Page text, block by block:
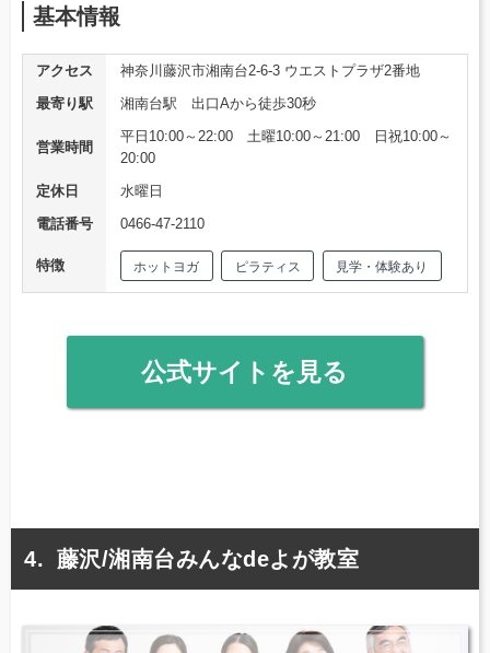
基本情報
アクセス
神奈川藤沢市湘南台2-6-3 ウエストプラザ2番地
最寄り駅
湘南台駅 出口Aから徒歩30秒
営業時間
平日10:00～22:00 土曜10:00～21:00 日祝10:00～
20:00
定休日
水曜日
電話番号
0466-47-2110
特徴 ホットヨガ ピラティス 見学・体験あり
公式サイトを見る
藤沢/湘南台みんなdeよが教室